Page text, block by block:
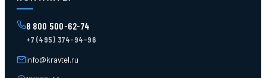
Поддоны
Ящики пластиковые
Тара пласт. и металл.
Тележки для склада
8 800 500-62-74
+7 (495) 374-94-96
info@kravtel.ru